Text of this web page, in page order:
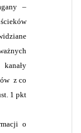
–
kanały
z co
1 pkt
o